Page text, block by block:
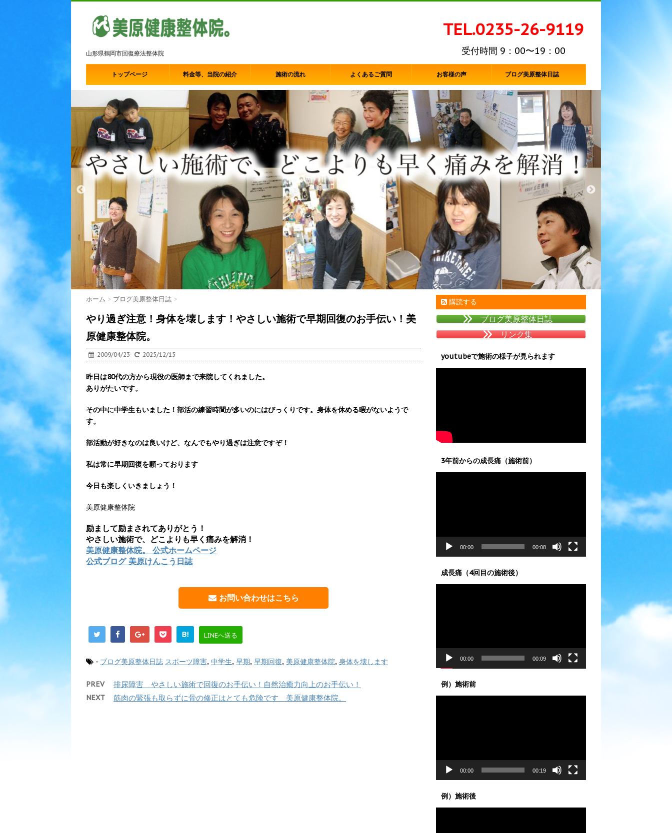
山形県鶴岡市回復療法整体院
TEL.0235-26-9119
受付時間 9：00〜19：00
トップページ 料金等、当院の紹介 施術の流れ よくあるご質問 お客様の声 ブログ美原整体日誌
ホーム > ブログ美原整体日誌 >
やり過ぎ注意！身体を壊します！やさしい施術で早期回復のお手伝い！美
原健康整体院。
2009/04/23 2025/12/15
昨日は80代の方から現役の医師まで来院してくれました。
ありがたいです。
その中に中学生もいました！部活の練習時間が多いのにはびっくりです。身体を休める暇がないようで
す。
部活動が好きなのは良いけど、なんでもやり過ぎは注意ですぞ！
私は常に早期回復を願っております
今日も楽しくいきましょう！
美原健康整体院
励まして励まされてありがとう！
やさしい施術で、どこよりも早く痛みを解消！
美原健康整体院。 公式ホームページ
公式ブログ 美原けんこう日誌
お問い合わせはこちら
B! LINEへ送る
- ブログ美原整体日誌 スポーツ障害, 中学生, 早期, 早期回復, 美原健康整体院, 身体を壊します
PREV 排尿障害 やさしい施術で回復のお手伝い！自然治癒力向上のお手伝い！
NEXT 筋肉の緊張も取らずに骨の修正はとても危険です 美原健康整体院。
購読する
ブログ美原整体日誌
リンク集
youtubeで施術の様子が見られます
3年前からの成長痛（施術前）
00:00 00:08
成長痛（4回目の施術後）
00:00 00:09
例）施術前
00:00 00:19
例）施術後